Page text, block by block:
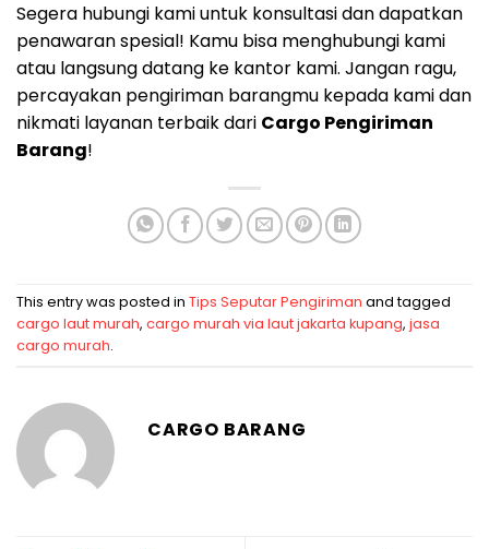
Segera hubungi kami untuk konsultasi dan dapatkan
penawaran spesial! Kamu bisa menghubungi kami
atau langsung datang ke kantor kami. Jangan ragu,
percayakan pengiriman barangmu kepada kami dan
nikmati layanan terbaik dari Cargo Pengiriman
Barang!
This entry was posted in Tips Seputar Pengiriman and tagged
cargo laut murah, cargo murah via laut jakarta kupang, jasa
cargo murah.
CARGO BARANG